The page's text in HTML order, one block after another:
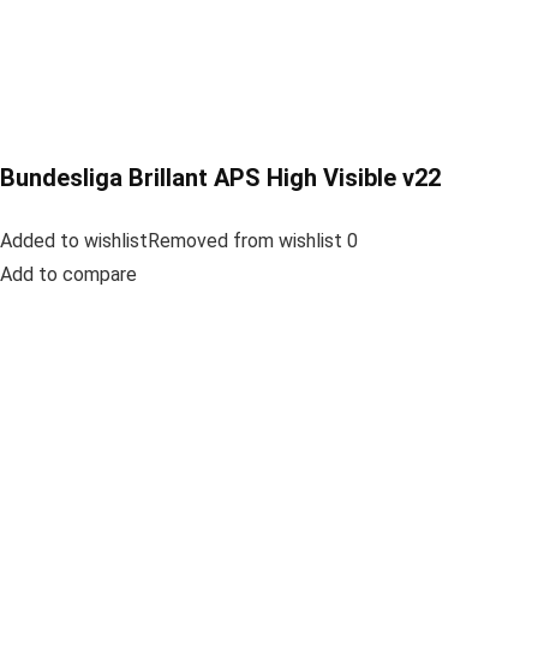
Bundesliga Brillant APS High Visible v22
Added to wishlistRemoved from wishlist 0
Add to compare